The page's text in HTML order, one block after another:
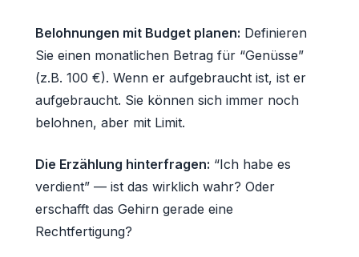
Belohnungen mit Budget planen: Definieren
Sie einen monatlichen Betrag für “Genüsse”
(z.B. 100 €). Wenn er aufgebraucht ist, ist er
aufgebraucht. Sie können sich immer noch
belohnen, aber mit Limit.
Die Erzählung hinterfragen: “Ich habe es
verdient” — ist das wirklich wahr? Oder
erschafft das Gehirn gerade eine
Rechtfertigung?